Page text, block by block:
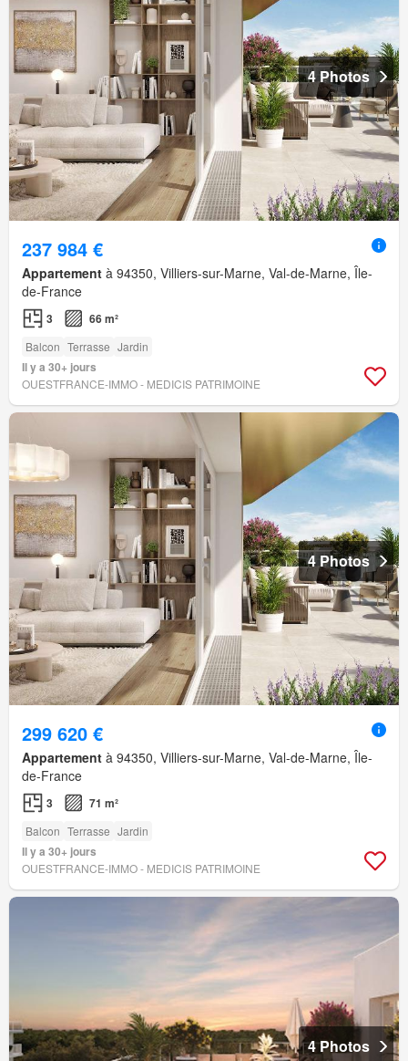
4 Photos
237 984 €
Appartement à 94350, Villiers-sur-Marne, Val-de-Marne, Île-
de-France
3 66 m²
Balcon Terrasse Jardin
Il y a 30+ jours
OUESTFRANCE-IMMO - MEDICIS PATRIMOINE
4 Photos
299 620 €
Appartement à 94350, Villiers-sur-Marne, Val-de-Marne, Île-
de-France
3 71 m²
Balcon Terrasse Jardin
Il y a 30+ jours
OUESTFRANCE-IMMO - MEDICIS PATRIMOINE
4 Photos